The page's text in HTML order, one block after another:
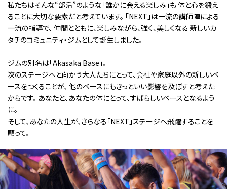
私たちはそんな“部活”のような「誰かに会える楽しみ」も 体と心を鍛え
ることに大切な要素だと考えています。 「NEXT」は一流の講師陣による
一流の指導で、 仲間とともに、楽しみながら、強く、美しくなる 新しいカ
タチのコミュニティ・ジムとして誕生しました。
ジムの別名は「Akasaka Base」。
次のステージへと向かう大人たちにとって、会社や家庭以外の新しいベ
ースをつくることが、 他のベースにもきっといい影響を及ぼすと考えた
からです。 あなたと、あなたの体にとって、すばらしいベースとなるよう
に。
そして、あなたの人生が、さらなる「NEXT」ステージへ飛躍することを
願って。